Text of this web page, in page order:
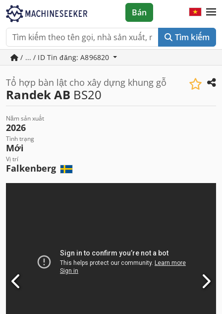
Tìm kiếm
Bán
/ ... / ID Tin đăng: A896820
Tổ hợp bàn lật cho xây dựng khung gỗ
Randek AB BS20
Năm sản xuất
2026
Tình trạng
Mới
Vị trí
Falkenberg